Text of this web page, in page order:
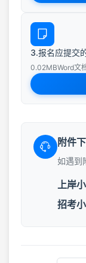
3.报名应提交
0.02MBWord文
附件
如遇到
上岸
招考小